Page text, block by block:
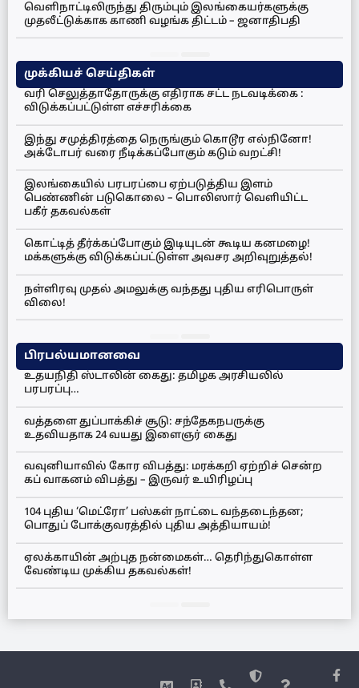
வெளிநாட்டிலிருந்து திரும்பும் இலங்கையர்களுக்கு
முதலீட்டுக்காக காணி வழங்க திட்டம் – ஜனாதிபதி
முக்கியச் செய்திகள்
வரி செலுத்தாதோருக்கு எதிராக சட்ட நடவடிக்கை :
விடுக்கப்பட்டுள்ள எச்சரிக்கை
இந்து சமுத்திரத்தை நெருங்கும் கொடூர எல்நினோ!
அக்டோபர் வரை நீடிக்கப்போகும் கடும் வறட்சி!
இலங்கையில் பரபரப்பை ஏற்படுத்திய இளம்
பெண்ணின் படுகொலை – பொலிஸார் வெளியிட்ட
பகீர் தகவல்கள்
கொட்டித் தீர்க்கப்போகும் இடியுடன் கூடிய கனமழை!
மக்களுக்கு விடுக்கப்பட்டுள்ள அவசர அறிவுறுத்தல்!
நள்ளிரவு முதல் அமலுக்கு வந்தது புதிய எரிபொருள்
விலை!
பிரபல்யமானவை
உதயநிதி ஸ்டாலின் கைது: தமிழக அரசியலில்
பரபரப்பு…
வத்தளை துப்பாக்கிச் சூடு: சந்தேகநபருக்கு
உதவியதாக 24 வயது இளைஞர் கைது
வவுனியாவில் கோர விபத்து: மரக்கறி ஏற்றிச் சென்ற
கப் வாகனம் விபத்து – இருவர் உயிரிழப்பு
104 புதிய ‘மெட்ரோ’ பஸ்கள் நாட்டை வந்தடைந்தன;
பொதுப் போக்குவரத்தில் புதிய அத்தியாயம்!
ஏலக்காயின் அற்புத நன்மைகள்… தெரிந்துகொள்ள
வேண்டிய முக்கிய தகவல்கள்!